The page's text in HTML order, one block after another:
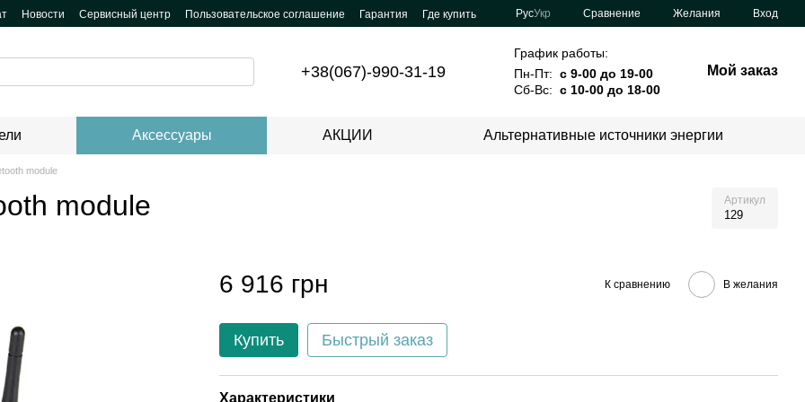
Новости Сервисный центр Пользовательское соглашение Гарантия Где купить РусУкр Сравнение Желания Вход
+38(067)-990-31-19
График работы:
Пн-Пт: с 9-00 до 19-00
Сб-Вс: с 10-00 до 18-00
Мой заказ
Аксессуары АКЦИИ Альтернативные источники энергии
module
module Артикул
129
6 916 грн К сравнению В желания
Купить Быстрый заказ
Характеристики